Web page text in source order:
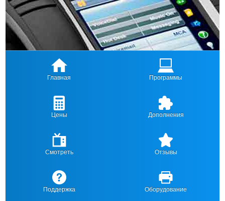
Главная Программы
Цены Дополнения
Смотреть Отзывы
Поддержка Оборудование